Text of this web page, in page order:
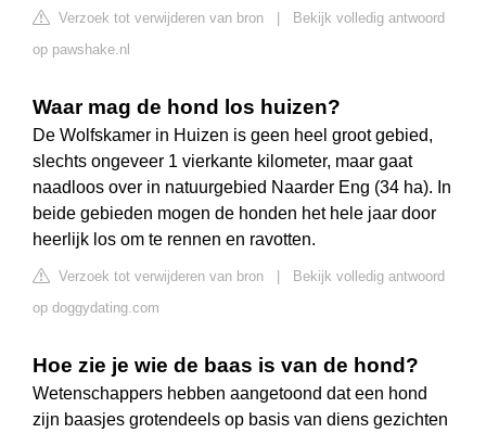
Verzoek tot verwijderen van bron
Bekijk volledig antwoord
op pawshake.nl
Waar mag de hond los huizen?
De Wolfskamer in Huizen is geen heel groot gebied,
slechts ongeveer 1 vierkante kilometer, maar gaat
naadloos over in natuurgebied Naarder Eng (34 ha). In
beide gebieden mogen de honden het hele jaar door
heerlijk los om te rennen en ravotten.
Verzoek tot verwijderen van bron
Bekijk volledig antwoord
op doggydating.com
Hoe zie je wie de baas is van de hond?
Wetenschappers hebben aangetoond dat een hond
zijn baasjes grotendeels op basis van diens gezichten